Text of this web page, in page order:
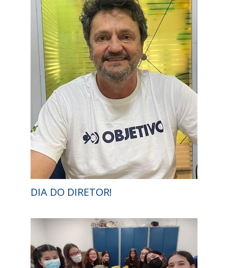
DIA DO DIRETOR!